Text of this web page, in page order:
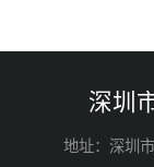
深圳
地址：深圳